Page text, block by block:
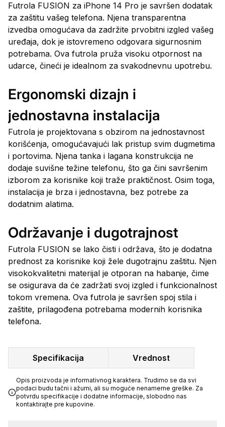
Futrola FUSION za iPhone 14 Pro je savršen dodatak
za zaštitu vašeg telefona. Njena transparentna
izvedba omogućava da zadržite prvobitni izgled vašeg
uređaja, dok je istovremeno odgovara sigurnosnim
potrebama. Ova futrola pruža visoku otpornost na
udarce, čineći je idealnom za svakodnevnu upotrebu.
Ergonomski dizajn i
jednostavna instalacija
Futrola je projektovana s obzirom na jednostavnost
korišćenja, omogućavajući lak pristup svim dugmetima
i portovima. Njena tanka i lagana konstrukcija ne
dodaje suvišne težine telefonu, što ga čini savršenim
izborom za korisnike koji traže praktičnost. Osim toga,
instalacija je brza i jednostavna, bez potrebe za
dodatnim alatima.
Održavanje i dugotrajnost
Futrola FUSION se lako čisti i održava, što je dodatna
prednost za korisnike koji žele dugotrajnu zaštitu. Njen
visokokvalitetni materijal je otporan na habanje, čime
se osigurava da će zadržati svoj izgled i funkcionalnost
tokom vremena. Ova futrola je savršen spoj stila i
zaštite, prilagođena potrebama modernih korisnika
telefona.
Specifikacija Vrednost
Opis proizvoda je informativnog karaktera. Trudimo se da svi
podaci budu tačni i ažurni, ali su moguće nenamerne greške. Za
potvrdu specifikacije i dodatne informacije, slobodno nas
kontaktirajte pre kupovine.